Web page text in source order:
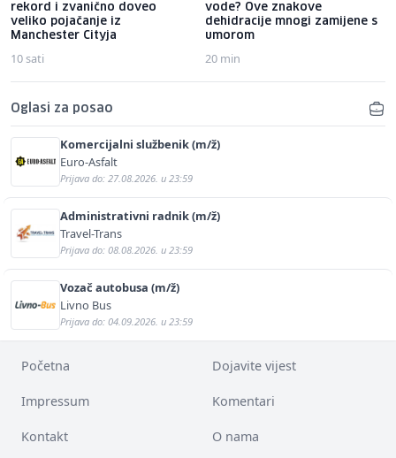
rekord i zvanično doveo
veliko pojačanje iz
Manchester Cityja
10 sati
vode? Ove znakove
dehidracije mnogi zamijene s
umorom
20 min
Oglasi za posao
Komercijalni službenik (m/ž)
Euro-Asfalt
Prijava do: 27.08.2026. u 23:59
Administrativni radnik (m/ž)
Travel-Trans
Prijava do: 08.08.2026. u 23:59
Vozač autobusa (m/ž)
Livno Bus
Prijava do: 04.09.2026. u 23:59
Početna Dojavite vijest
Impressum Komentari
Kontakt O nama